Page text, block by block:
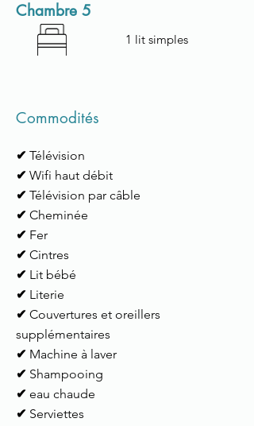
Chambre 5
1 lit simples
Commodités
✔ Télévision
✔ Wifi haut débit
✔ Télévision par câble
✔ Cheminée
✔ Fer
✔ Cintres
✔ Lit bébé
✔ Literie
✔ Couvertures et oreillers
supplémentaires
✔ Machine à laver
✔ Shampooing
✔ eau chaude
✔ Serviettes